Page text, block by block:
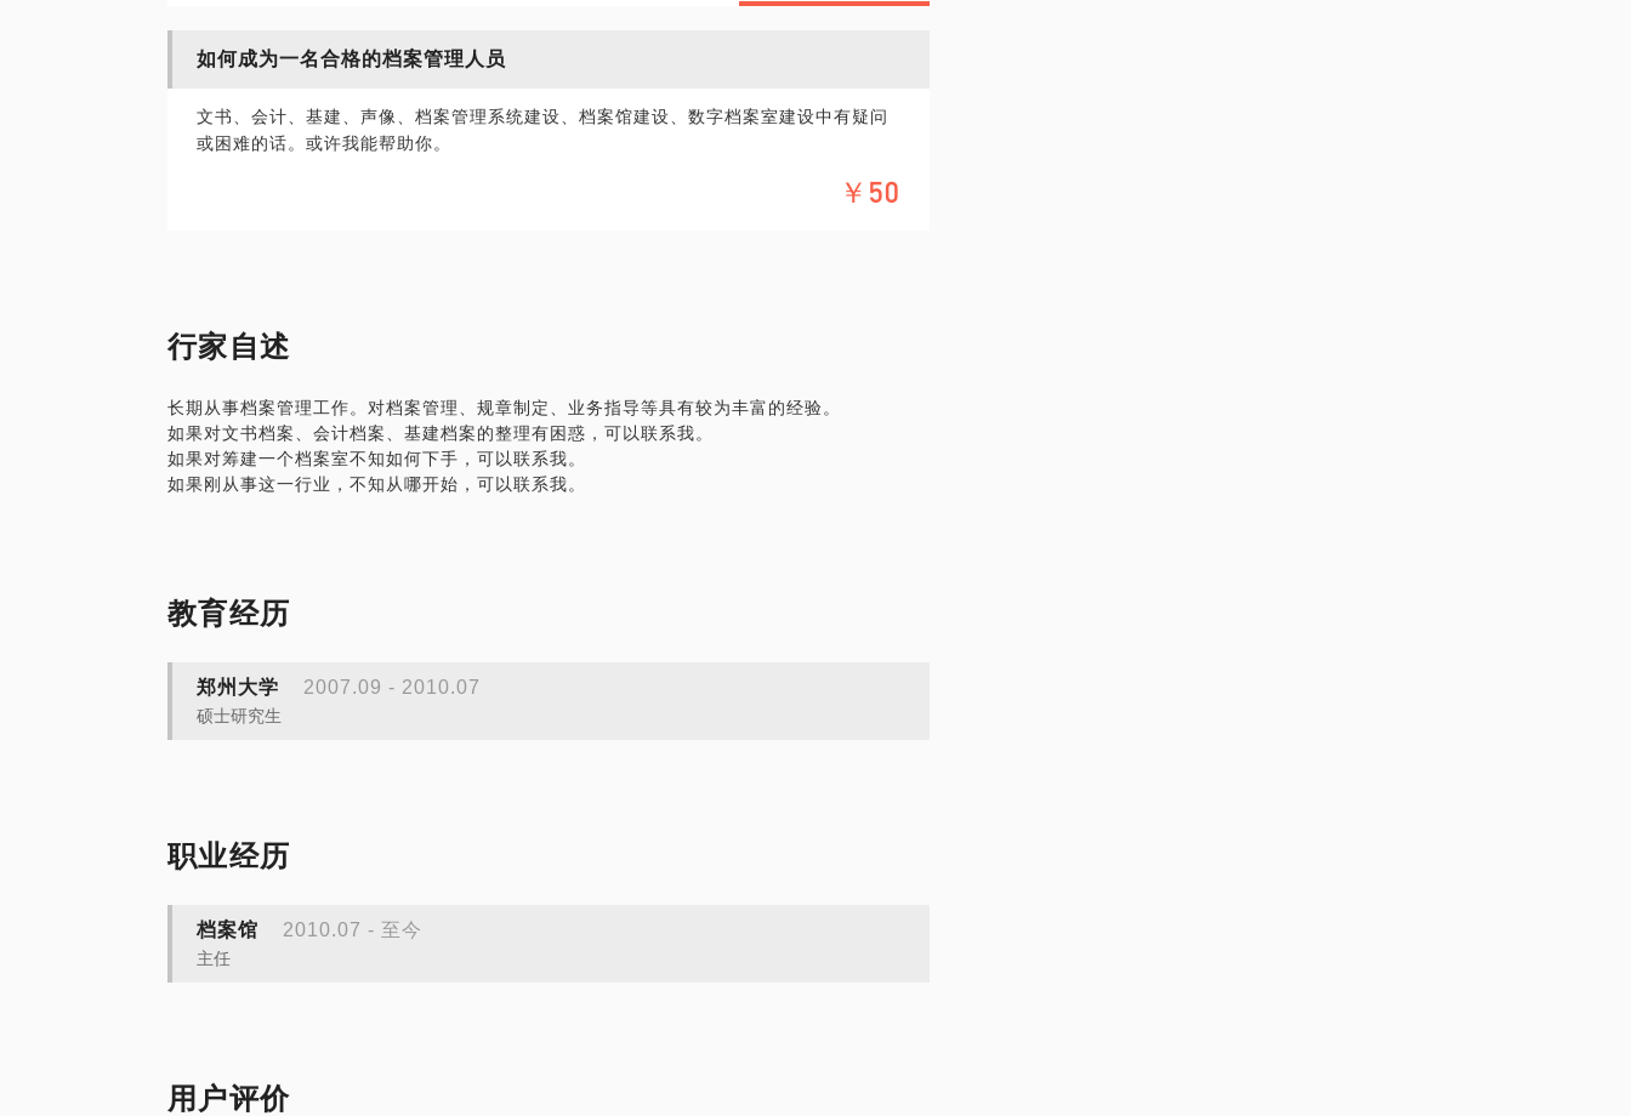
如何成为一名合格的档案管理人员
文书、会计、基建、声像、档案管理系统建设、档案馆建设、数字档案室建设中有疑问
￥50
行家自述
长期从事档案管理工作。对档案管理、规章制定、业务指导等具有较为丰富的经验。
如果对文书档案、会计档案、基建档案的整理有困惑，可以联系我。
如果对筹建一个档案室不知如何下手，可以联系我。
如果刚从事这一行业，不知从哪开始，可以联系我。
教育经历
郑州大学 2007.09 - 2010.07
硕士研究生
职业经历
档案馆 2010.07 - 至今
主任
用户评价